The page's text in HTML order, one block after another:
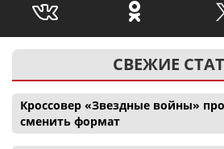
СВЕЖИЕ
Кроссовер «Звездные войны»
сменить формат